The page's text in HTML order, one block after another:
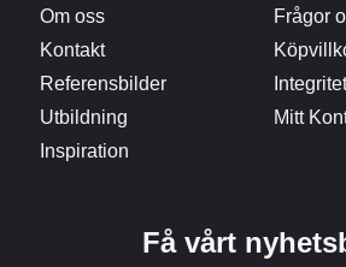
Om oss
Kontakt
Referensbilder
Utbildning
Inspiration
Frågor
Mitt
Få vårt